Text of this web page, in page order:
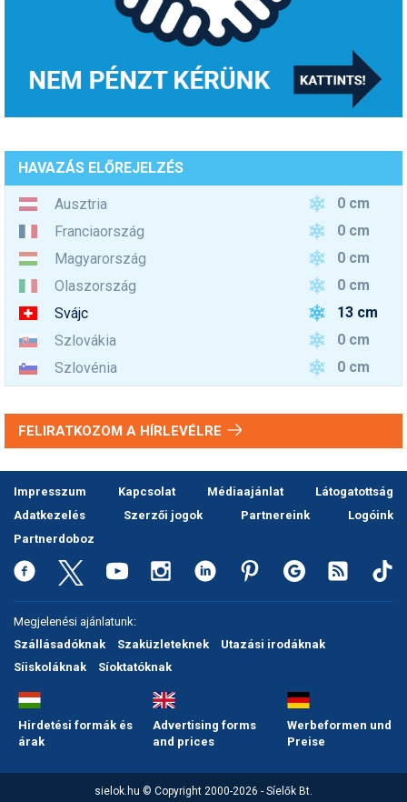
HAVAZÁS ELŐREJELZÉS
Ausztria
0 cm
Franciaország
0 cm
Magyarország
0 cm
Olaszország
0 cm
Svájc
13 cm
Szlovákia
0 cm
Szlovénia
0 cm
FELIRATKOZOM A HÍRLEVÉLRE
Impresszum Kapcsolat Médiaajánlat
Látogatottság
Adatkezelés
Szerzői jogok Partnereink
Logóink
Partnerdoboz
Megjelenési ajánlatunk:
Szállásadóknak
Szaküzleteknek
Utazási irodáknak
Síiskoláknak
Síoktatóknak
Hirdetési formák és
árak
Advertising forms
and prices
Werbeformen und
Preise
sielok.hu © Copyright 2000-2026 - Síelők Bt.